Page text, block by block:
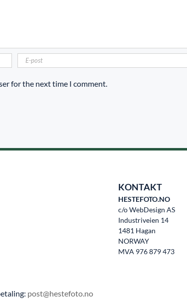
for the next time I comment.
KONTAKT
HESTEFOTO.NO
c/o WebDesign AS
Industriveien 14
1481 Hagan
NORWAY
MVA 976 879 473
post@hestefoto.no